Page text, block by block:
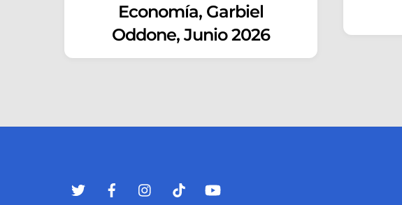
Economía, Garbiel
Oddone, Junio 2026